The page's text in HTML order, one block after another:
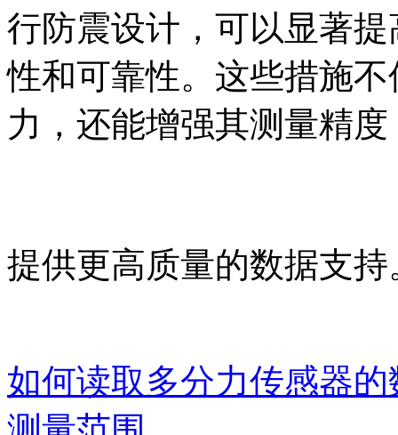
行防震设计，可以显著
性和可靠性。这些措施
力，还能增强其测量精
提供更高质量的数据支持
如何读取多分力传感器的